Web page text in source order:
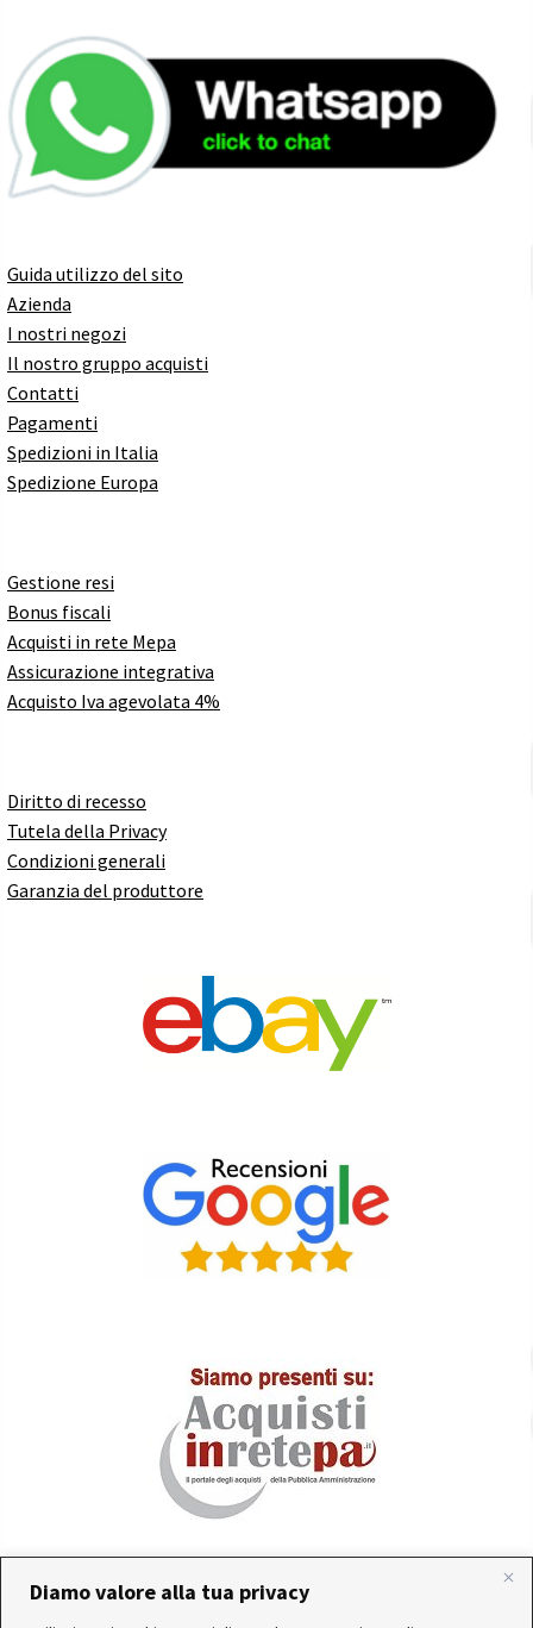
Diamo valore alla tua privacy
In occasione delle FERIE ESTIVE, alcune aziende
Guida utilizzo del sito
Azienda
I nostri negozi
Il nostro gruppo acquisti
Contatti
Pagamenti
Spedizioni in Italia
Spedizione Europa
Gestione resi
Bonus fiscali
Acquisti in rete Mepa
Assicurazione integrativa
Acquisto Iva agevolata 4%
Diritto di recesso
Tutela della Privacy
Condizioni generali
Garanzia del produttore